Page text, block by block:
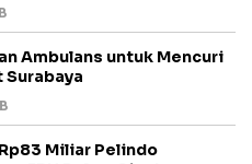
Ambulans untuk Mencuri
Surabaya
Miliar Pelindo